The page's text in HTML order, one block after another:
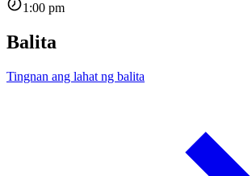
1:00 pm
Balita
Tingnan ang lahat ng balita